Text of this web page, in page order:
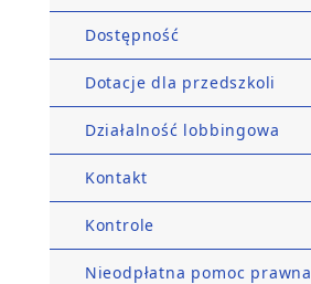
Dostępność
Dotacje dla przedszkoli
Działalność lobbingowa
Kontakt
Kontrole
Nieodpłatna pomoc prawna